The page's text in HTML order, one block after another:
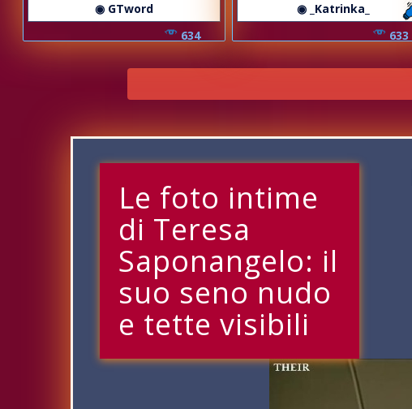
◉ GTword
634
◉ _Katrinka_
633
Le foto intime
di Teresa
Saponangelo: il
suo seno nudo
e tette visibili